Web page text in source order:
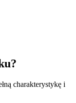
charakterystykę i